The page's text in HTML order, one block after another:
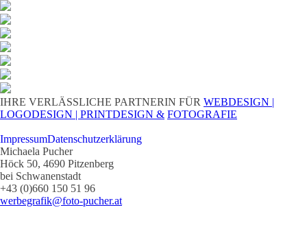
IHRE VERLÄSSLICHE PARTNERIN FÜR WEBDESIGN |
LOGODESIGN | PRINTDESIGN & FOTOGRAFIE
ImpressumDatenschutzerklärung
Michaela Pucher
Höck 50, 4690 Pitzenberg
bei Schwanenstadt
+43 (0)660 150 51 96
werbegrafik@foto-pucher.at